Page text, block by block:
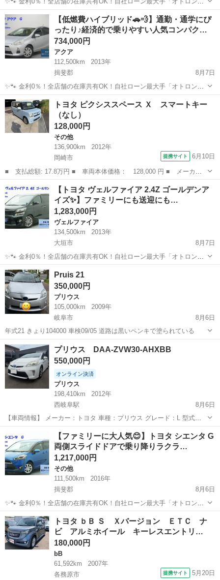
🐾✨ こんなお悩みはありませんか？🤔 ✅ 勤続年数が短い ✅ パー
ト・アルバイト勤務 ✅ 派遣社員・自営業 ✅ 専業主婦（主夫） ✅ 自
己破産...
岐阜 揖斐郡 プリウス
【低燃費ハイブリッド🚗💨】通勤・通学にぴ
ったり♪経済的で乗りやすい人気コンパク…
734,000円
アクア
112,500km
2013年
揖斐郡
8月7日
✨🐾 金利0％！全店舗の在庫共有OK！自社ローン最大手「オトロン」
🐾✨ こんなお悩みはありませんか？🤔 ✅ 勤続年数が短い ✅ パー
ト・アルバイト勤務 ✅ 派遣社員・自営業 ✅ 専業主婦（主夫） ✅ 自
己破産...
岐阜 揖斐郡 アクア
トヨタ ピクシススペース Ｘ スマートキー
（なし）
128,000円
その他
136,900km
2012年
岡崎市
提携サイト 6月10日
■ 支払総額: 17.8万円 ■ 車両本体価格： 128,000 円 ■ メーカー
名： トヨタ ■ 車種名： ピクシススペース ■ グレード名：
Ｘ スマートキー ■ 排気量： 660cc ■ ドア枚数： 5D ■ ミッ
シ...
愛知 その他
【トヨタ ヴェルファイア 2.4Z ゴールデンア
イズ✨】ファミリーにも送迎にも…
1,283,000円
ヴェルファイア
134,500km
2013年
大垣市
8月7日
✨🐾 金利0％！全店舗の在庫共有OK！自社ローン最大手「オトロン」
🐾✨ こんなお悩みはありませんか？🤔 ✅ 勤続年数が短い ✅ パー
ト・アルバイト勤務 ✅ 派遣社員・自営業 ✅ 専業主婦（主夫） ✅ 自
己破産...
岐阜 大垣市
Pruis 21
350,000円
プリウス
105,000km
2009年
岐阜市
8月6日
年式21 きょり104000 車検09/05 道路は黒いペンキで塗られている
岐阜 岐阜市 プリウス
プリウス DAA-ZVW30-AHXBB
550,000円
オンライン決済
プリウス
198,410km
2012年
西岐阜駅
8月6日
【車両情報】 メーカー：トヨタ 車種：プリウス グレード：L 型式：
DAA-ZVW30-AHXBB 【車検】 令和9年11月21日まで 【走行距離】
198,410km ※現在も使用しているため、走行距離は多少伸びます...
西岐阜駅 プリウス 走行距離
【ファミリーに大人気😊】トヨタ シエンタ G
両側スライドドアで乗り降りラクラ…
1,217,000円
その他
111,500km
2016年
揖斐郡
8月6日
✨🐾 金利0％！全店舗の在庫共有OK！自社ローン最大手「オトロン」
🐾✨ こんなお悩みはありませんか？🤔 ✅ 勤続年数が短い ✅ パー
ト・アルバイト勤務 ✅ 派遣社員・自営業 ✅ 専業主婦（主夫） ✅ 自
己破産...
岐阜 揖斐郡 その他
トヨタ ｂＢ Ｓ Ｘバージョン ＥＴＣ ナ
ビ アルミホイール キーレスエントリ…
180,000円
bB
61,592km
2007年
各務原市
提携サイト 5月20日